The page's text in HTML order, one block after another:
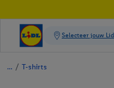
/ T-shirts